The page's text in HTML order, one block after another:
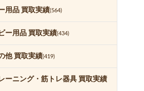
用品 買取実績(564)
ー用品 買取実績(434)
他 買取実績(419)
ーニング・筋トレ器具 買取実績